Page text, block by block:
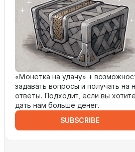
«Монетка на удачу» +
задавать вопросы и получать на
ответы. Подходит, если вы хотите
дать нам больше денег.
SUBSCRIBE